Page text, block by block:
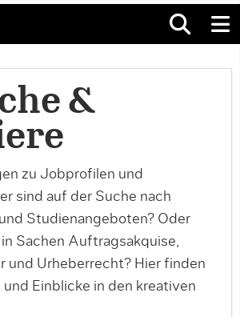
&
zu Jobprofilen und
sind auf der Suche nach
Studienangeboten? Oder
Sachen Auftragsakquise,
und Urheberrecht? Hier finden
Einblicke in den kreativen